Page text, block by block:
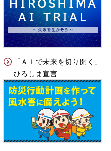
「ＡＩで未来を切り開く」
ひろしま宣言